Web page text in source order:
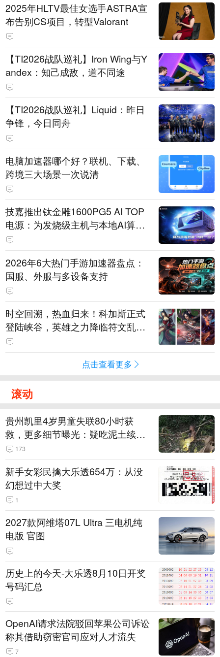
2025年HLTV最佳女选手ASTRA宣
布告别CS项目，转型Valorant
【TI2026战队巡礼】Iron Wing与Y
andex：知己成敌，道不同途
【TI2026战队巡礼】Liquid：昨日
争锋，今日同舟
电脑加速器哪个好？联机、下载、
跨境三大场景一次说清
技嘉推出钛金雕1600PG5 AI TOP
电源：为发烧级主机与本地AI算力
打造旗舰供电方案
2026年6大热门手游加速器盘点：
国服、外服与多设备支持
时空回溯，热血归来！科加斯正式
登陆峡谷，英雄之力降临符文乱
斗！
点击查看更多
滚动
贵州凯里4岁男童失联80小时获
救，更多细节曝光：疑吃泥土续
命，搜救至20米附近错过多找3天
173
新手女彩民擒大乐透654万：从没
幻想过中大奖
1
2027款阿维塔07L Ultra 三电机纯
电版 官图
历史上的今天-大乐透8月10日开奖
号码汇总
OpenAI请求法院驳回苹果公司诉讼
称其借助窃密官司应对人才流失
7